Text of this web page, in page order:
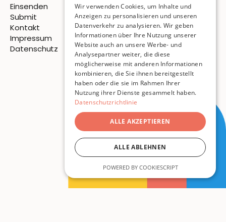
Einsenden
Submit
Kontakt
Impressum
Datenschutz
© 2026 Pigeon Publishing
ISSN
Wir verwenden Cookies, um Inhalte und
Anzeigen zu personalisieren und unseren
Datenverkehr zu analysieren. Wir geben
Informationen über Ihre Nutzung unserer
Website auch an unsere Werbe- und
Analysepartner weiter, die diese
möglicherweise mit anderen Informationen
kombinieren, die Sie ihnen bereitgestellt
haben oder die sie im Rahmen Ihrer
Nutzung ihrer Dienste gesammelt haben.
Datenschutzrichtlinie
ALLE AKZEPTIEREN
ALLE ABLEHNEN
POWERED BY COOKIESCRIPT